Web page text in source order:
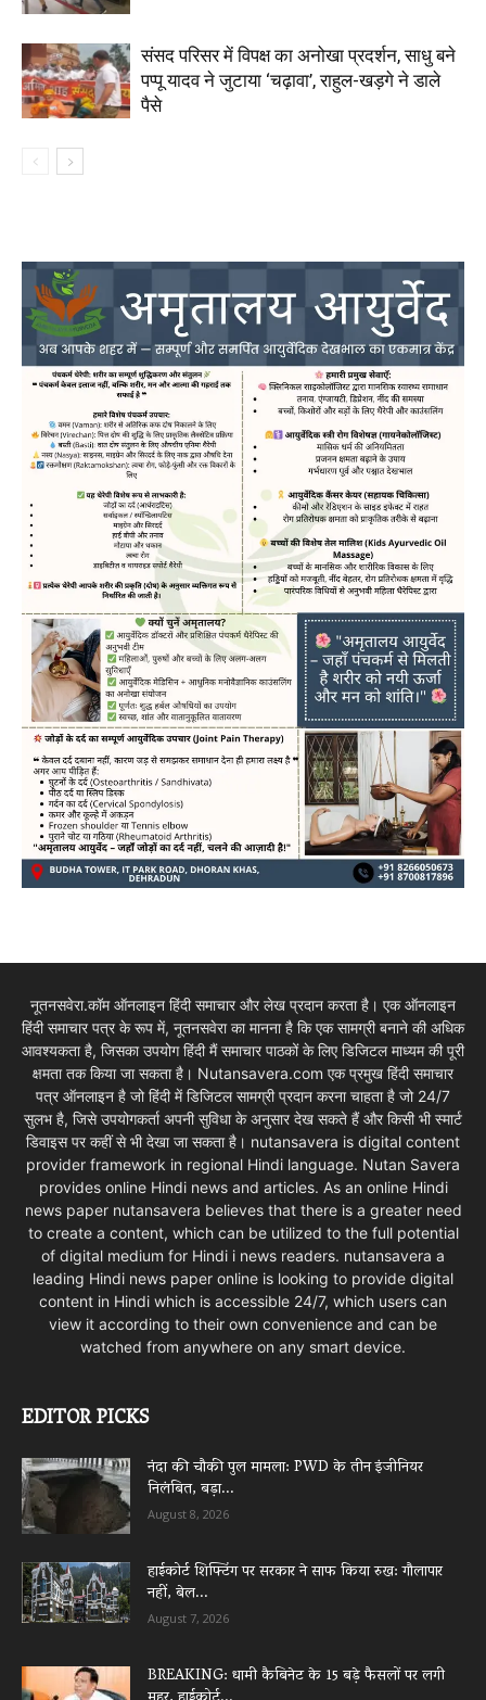
संसद परिसर में विपक्ष का अनोखा प्रदर्शन, साधु बने
पप्पू यादव ने जुटाया ‘चढ़ावा’, राहुल-खड़गे ने डाले
पैसे
नूतनसवेरा.कॉम ऑनलाइन हिंदी समाचार और लेख प्रदान करता है। एक ऑनलाइन
हिंदी समाचार पत्र के रूप में, नूतनसवेरा का मानना है कि एक सामग्री बनाने की अधिक
आवश्यकता है, जिसका उपयोग हिंदी मैं समाचार पाठकों के लिए डिजिटल माध्यम की पूरी
क्षमता तक किया जा सकता है। Nutansavera.com एक प्रमुख हिंदी समाचार
पत्र ऑनलाइन है जो हिंदी में डिजिटल सामग्री प्रदान करना चाहता है जो 24/7
सुलभ है, जिसे उपयोगकर्ता अपनी सुविधा के अनुसार देख सकते हैं और किसी भी स्मार्ट
डिवाइस पर कहीं से भी देखा जा सकता है। nutansavera is digital content
provider framework in regional Hindi language. Nutan Savera
provides online Hindi news and articles. As an online Hindi
news paper nutansavera believes that there is a greater need
to create a content, which can be utilized to the full potential
of digital medium for Hindi i news readers. nutansavera a
leading Hindi news paper online is looking to provide digital
content in Hindi which is accessible 24/7, which users can
view it according to their own convenience and can be
watched from anywhere on any smart device.
EDITOR PICKS
नंदा की चौकी पुल मामला: PWD के तीन इंजीनियर
निलंबित, बड़ा...
August 8, 2026
हाईकोर्ट शिफ्टिंग पर सरकार ने साफ किया रुख: गौलापार
नहीं, बेल...
August 7, 2026
BREAKING: धामी कैबिनेट के 15 बड़े फैसलों पर लगी